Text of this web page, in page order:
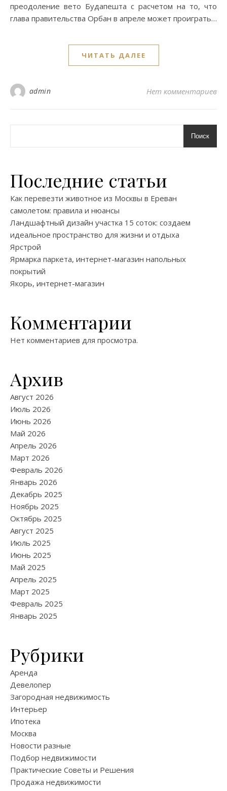
преодоление вето Будапешта с расчетом на то, что
глава правительства Орбан в апреле может проиграть…
ЧИТАТЬ ДАЛЕЕ
admin Нет комментариев
Поиск
Последние статьи
Как перевезти животное из Москвы в Ереван
самолетом: правила и нюансы
Ландшафтный дизайн участка 15 соток: создаем
идеальное пространство для жизни и отдыха
Ярстрой
Ярмарка паркета, интернет-магазин напольных
покрытий
Якорь, интернет-магазин
Комментарии
Нет комментариев для просмотра.
Архив
Август 2026
Июль 2026
Июнь 2026
Май 2026
Апрель 2026
Март 2026
Февраль 2026
Январь 2026
Декабрь 2025
Ноябрь 2025
Октябрь 2025
Август 2025
Июль 2025
Июнь 2025
Май 2025
Апрель 2025
Март 2025
Февраль 2025
Январь 2025
Рубрики
Аренда
Девелопер
Загородная недвижимость
Интерьер
Ипотека
Москва
Новости разные
Подбор недвижимости
Практические Советы и Решения
Продажа недвижимости